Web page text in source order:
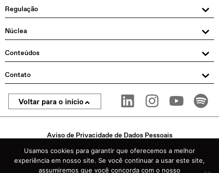
Regulação
Núclea
Conteúdos
Contato
Voltar para o início
Aviso de Privacidade de Dados Pessoais
© 2025 Núclea. Todos os direitos reservados
Usamos cookies para garantir que oferecemos a melhor
experiência em nosso site. Se você continuar a usar este site,
assumiremos que você concorda com o nosso